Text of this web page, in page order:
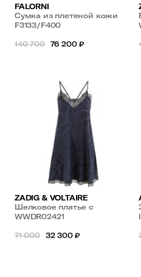
FALORNI
Сумка из плетеной кожи
F3133/F400
140 700 76 200 ₽
ZADIG & VOLTAIRE
Шелковое платье с
кружевом
WWDR02421
71 000 32 300 ₽